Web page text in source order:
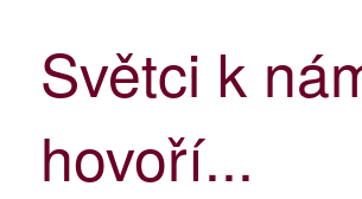
Světci k
hovoří...